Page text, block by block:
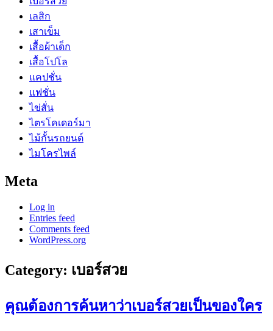
เลสิก
เสาเข็ม
เสื้อผ้าเด็ก
เสื้อโปโล
แคปชั่น
แฟชั่น
ไข่สั่น
ไตรโคเดอร์มา
ไม้กั้นรถยนต์
ไมโครไพล์
Meta
Log in
Entries feed
Comments feed
WordPress.org
Category: เบอร์สวย
คุณต้องการค้นหาว่าเบอร์สวยเป็นของใคร